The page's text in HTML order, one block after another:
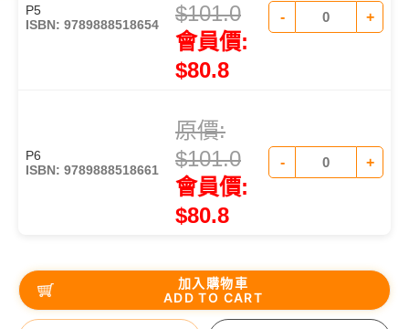
P5
ISBN: 9789888518654
$101.0
會員價:
$80.8
- +
P6
ISBN: 9789888518661
原價:
$101.0
會員價:
$80.8
- +
加入購物車
ADD TO CART